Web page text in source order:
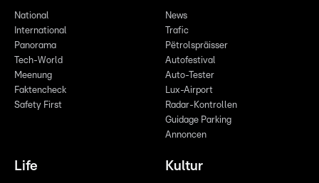
National
International
Panorama
Tech-World
Meenung
Faktencheck
Safety First
News
Trafic
Pëtrolspräisser
Autofestival
Auto-Tester
Lux-Airport
Radar-Kontrollen
Guidage Parking
Annoncen
Life Kultur